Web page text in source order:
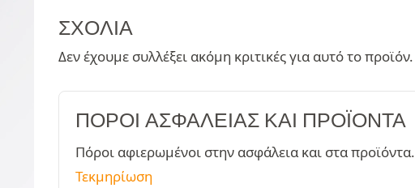
ΣΧΌΛΙΑ
Δεν έχουμε συλλέξει ακόμη κριτικές για αυτό το προϊόν.
ΠΌΡΟΙ ΑΣΦΑΛΕΊΑΣ ΚΑΙ ΠΡΟΪΌΝΤΑ
Πόροι αφιερωμένοι στην ασφάλεια και στα προϊόντα.
Τεκμηρίωση